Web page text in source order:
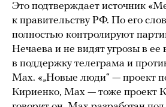
Это подтверждает источник
к правительству РФ. По его
полностью контролируют
Нечаева и не видят угрозы в ее
в поддержку телеграма и
Max. «„Новые люди“ — проект
Кириенко, Мax — тоже проект